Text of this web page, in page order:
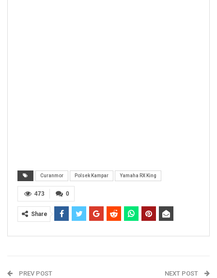
Curanmor Polsek Kampar Yamaha RX King
0
473
Share
PREV POST NEXT POST